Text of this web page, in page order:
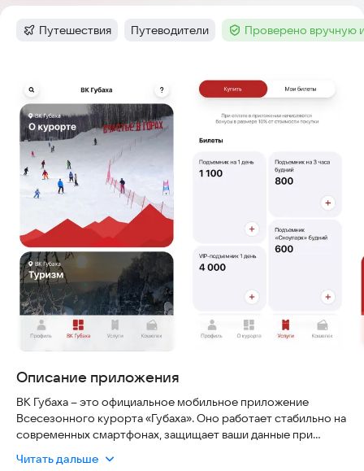
Категория:
Путешествия Тег:
Путеводители Тег :Проверено вручную
Описание приложения
ВК Губаха – это официальное мобильное приложение
Всесезонного курорта «Губаха». Оно работает стабильно на
современных смартфонах, защищает ваши данные при
трассах и расписании.
Читать дальше